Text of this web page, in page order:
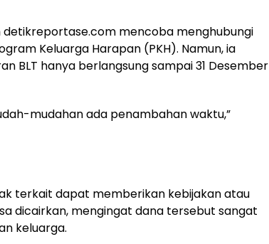
detikreportase.com mencoba menghubungi
Keluarga Harapan (PKH). Namun, ia
BLT hanya berlangsung sampai 31 Desember
mudahan ada penambahan waktu,”
terkait dapat memberikan kebijakan atau
dicairkan, mengingat dana tersebut sangat
keluarga.